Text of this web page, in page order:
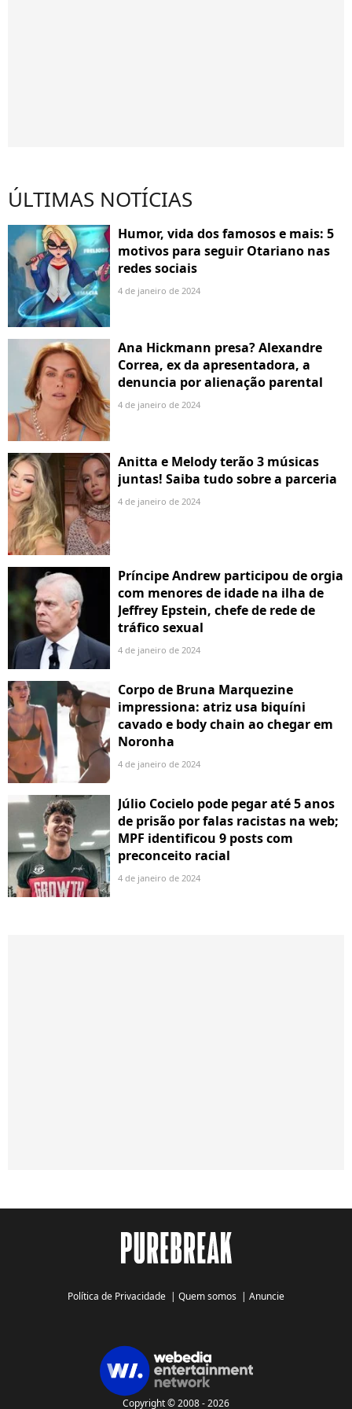
ÚLTIMAS NOTÍCIAS
Humor, vida dos famosos e mais: 5
motivos para seguir Otariano nas
redes sociais
4 de janeiro de 2024
Ana Hickmann presa? Alexandre
Correa, ex da apresentadora, a
denuncia por alienação parental
4 de janeiro de 2024
Anitta e Melody terão 3 músicas
juntas! Saiba tudo sobre a parceria
4 de janeiro de 2024
Príncipe Andrew participou de orgia
com menores de idade na ilha de
Jeffrey Epstein, chefe de rede de
tráfico sexual
4 de janeiro de 2024
Corpo de Bruna Marquezine
impressiona: atriz usa biquíni
cavado e body chain ao chegar em
Noronha
4 de janeiro de 2024
Júlio Cocielo pode pegar até 5 anos
de prisão por falas racistas na web;
MPF identificou 9 posts com
preconceito racial
4 de janeiro de 2024
Política de Privacidade | Quem somos | Anuncie
Copyright © 2008 - 2026